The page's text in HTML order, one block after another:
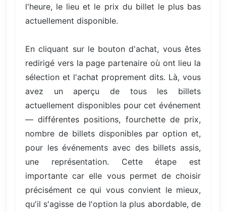
l'heure, le lieu et le prix du billet le plus bas
actuellement disponible.
En cliquant sur le bouton d'achat, vous êtes
redirigé vers la page partenaire où ont lieu la
sélection et l'achat proprement dits. Là, vous
avez un aperçu de tous les billets
actuellement disponibles pour cet événement
— différentes positions, fourchette de prix,
nombre de billets disponibles par option et,
pour les événements avec des billets assis,
une représentation. Cette étape est
importante car elle vous permet de choisir
précisément ce qui vous convient le mieux,
qu'il s'agisse de l'option la plus abordable, de